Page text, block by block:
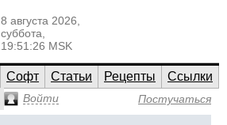
8 августа 2026,
суббота,
19:51:26 MSK
Софт Статьи Рецепты
Ссылки
Войти Постучаться